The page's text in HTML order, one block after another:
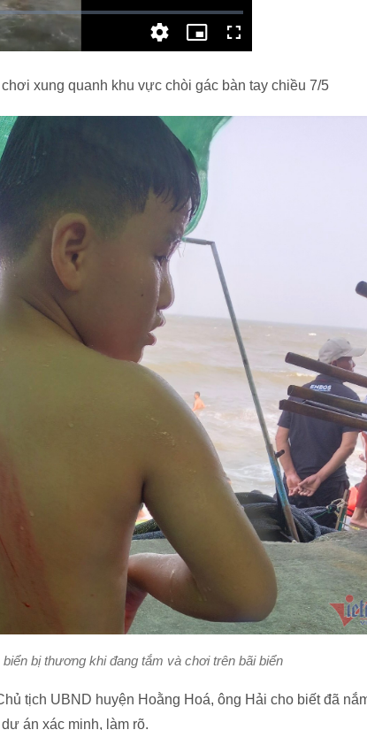
xung quanh khu vực chòi gác bàn tay chiều 7/5
bị thương khi đang tắm và chơi trên bãi biển
tịch UBND huyện Hoằng Hoá, ông Hải cho biết đã
án xác minh, làm rõ.